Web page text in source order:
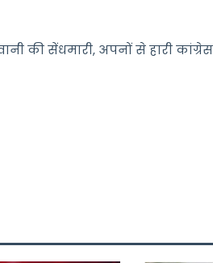
की सेंधमारी, अपनों से हारी